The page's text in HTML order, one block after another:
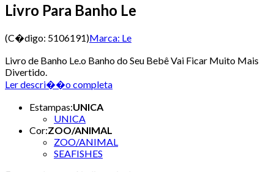
Livro Para Banho Le
(C�digo: 5106191)Marca: Le
Livro de Banho Le.o Banho do Seu Bebê Vai Ficar Muito Mais
Divertido.
Ler descri��o completa
Estampas:UNICA
UNICA
Cor:ZOO/ANIMAL
ZOO/ANIMAL
SEAFISHES